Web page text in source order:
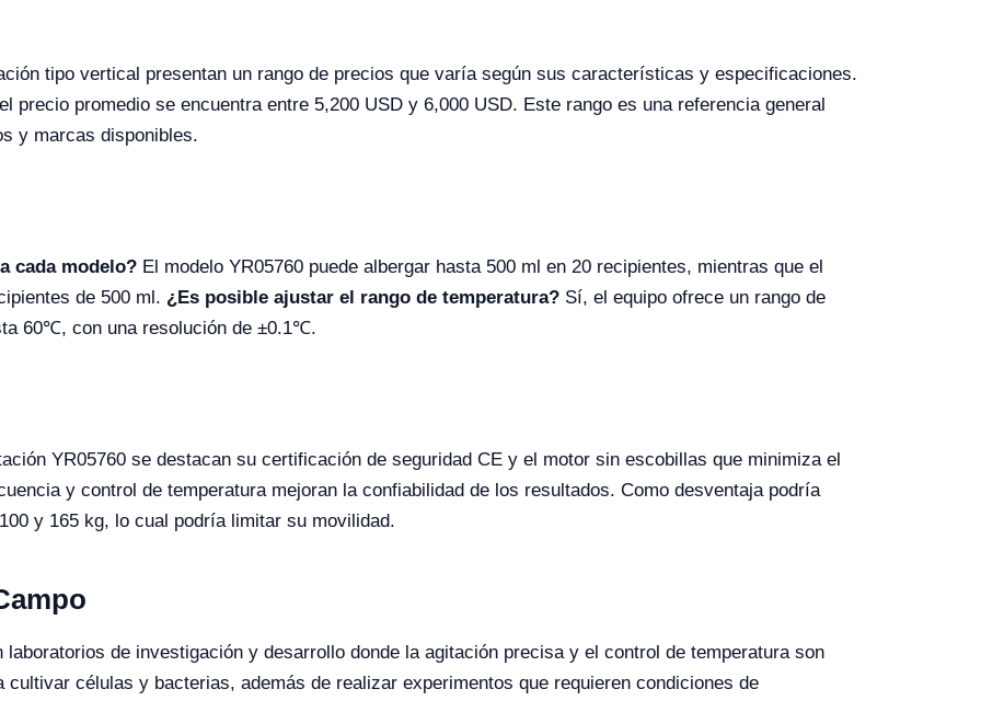
tipo vertical presentan un rango de precios que varía según sus características y especificaciones.
precio promedio se encuentra entre 5,200 USD y 6,000 USD. Este rango es una referencia general
y marcas disponibles.
cada modelo? El modelo YR05760 puede albergar hasta 500 ml en 20 recipientes, mientras que el
de 500 ml. ¿Es posible ajustar el rango de temperatura? Sí, el equipo ofrece un rango de
60℃, con una resolución de ±0.1℃.
YR05760 se destacan su certificación de seguridad CE y el motor sin escobillas que minimiza el
y control de temperatura mejoran la confiabilidad de los resultados. Como desventaja podría
y 165 kg, lo cual podría limitar su movilidad.
de investigación y desarrollo donde la agitación precisa y el control de temperatura son
células y bacterias, además de realizar experimentos que requieren condiciones de